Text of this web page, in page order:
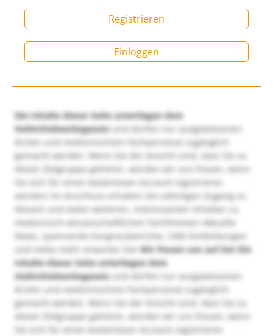
Registrieren
Einloggen
Die Inhalte dieser Seite unterliegen dem
Heilmittelwerbegesetzund dürfen nur ausgewiesenen
Ärzten und medizinischem Fachpersonal zugänglich
gemacht werden. Wenn Sie der Ansicht sind, dass Sie zu
dieser Zielgruppe gehören, würden wir uns freuen, wenn
Sie sich für einen kostenlosen Account registrieren
würden! Im Anschluss erhalten Sie sofortigen Zugang zu
diesem und vielen weiteren, interessanten Inhalten zu
medizinisch-wissenschaftlichen Fachthemen! Aktuelle
News, spannende Kongressberichte, CME-Fortbildungen
und vieles mehr erwarten Sie!Wir freuen uns auf Sie! Die
Inhalte dieser Seite unterliegen dem
Heilmittelwerbegesetzund dürfen nur ausgewiesenen
Ärzten und medizinischem Fachpersonal zugänglich
gemacht werden. Wenn Sie der Ansicht sind, dass Sie zu
dieser Zielgruppe gehören, würden wir uns freuen, wenn
Sie sich für einen kostenlosen Account registrieren